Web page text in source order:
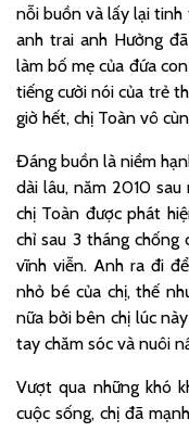
nỗi buồn và lấy lại tinh
anh trai anh Hưởng
làm bố mẹ của đứa
tiếng cười nói của trẻ
giờ hết, chị Toàn vô
Đáng buồn là niềm
dài lâu, năm 2010
chị Toàn được phát
chỉ sau 3 tháng chống
vĩnh viễn. Anh ra đi
nhỏ bé của chị, thế
nữa bởi bên chị lúc
tay chăm sóc và nuôi
Vượt qua những khó
cuộc sống, chị đã